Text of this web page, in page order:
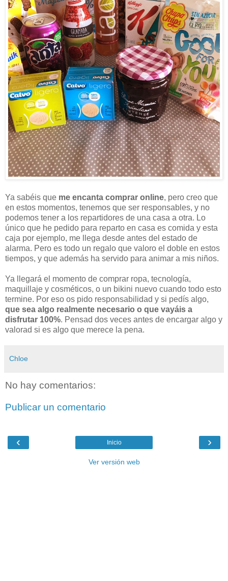
Ya sabéis que me encanta comprar online, pero creo que
en estos momentos, tenemos que ser responsables, y no
podemos tener a los repartidores de una casa a otra. Lo
único que he pedido para reparto en casa es comida y esta
caja por ejemplo, me llega desde antes del estado de
alarma. Pero es todo un regalo que valoro el doble en estos
tiempos, y que además ha servido para animar a mis niños.
Ya llegará el momento de comprar ropa, tecnología,
maquillaje y cosméticos, o un bikini nuevo cuando todo esto
termine. Por eso os pido responsabilidad y si pedís algo,
que sea algo realmente necesario o que vayáis a
disfrutar 100%. Pensad dos veces antes de encargar algo y
valorad si es algo que merece la pena.
Chloe
No hay comentarios:
Publicar un comentario
‹ ›
Inicio
Ver versión web